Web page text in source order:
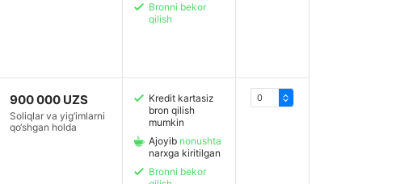
Bronni bekor
qilish
900 000 UZS
Soliqlar va yig‘imlarni
qo‘shgan holda
Kredit kartasiz
bron qilish
mumkin
Ajoyib nonushta
narxga kiritilgan
Bronni bekor